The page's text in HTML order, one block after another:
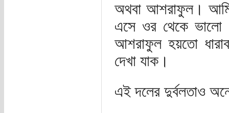
অথবা আশরাফুল।
এসে ওর থেকে ভালো
আশরাফুল হয়তো
দেখা যাক।
এই দলের দুর্বলতাও